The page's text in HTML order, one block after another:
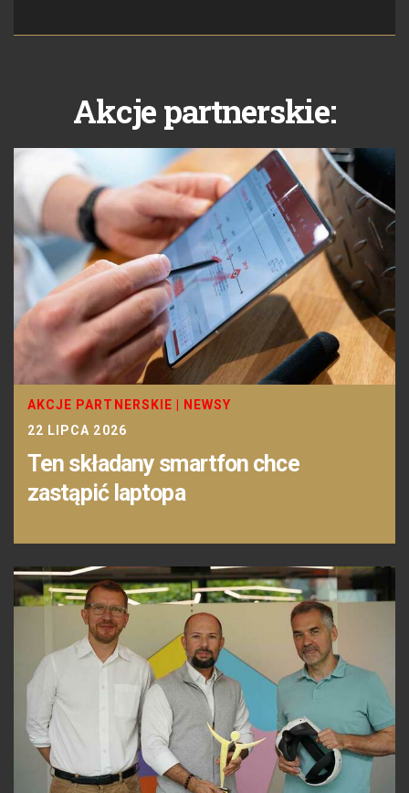
Akcje partnerskie:
AKCJE PARTNERSKIE
NEWSY
22 LIPCA 2026
Ten składany smartfon chce
zastąpić laptopa